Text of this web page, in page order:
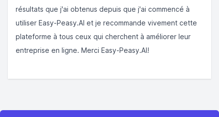
résultats que j'ai obtenus depuis que j'ai commencé à
utiliser Easy-Peasy.AI et je recommande vivement cette
plateforme à tous ceux qui cherchent à améliorer leur
entreprise en ligne. Merci Easy-Peasy.AI!